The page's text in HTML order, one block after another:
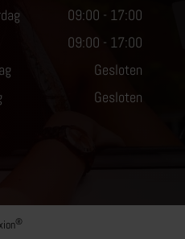
09:00 - 17:00
09:00 - 17:00
Gesloten
Gesloten
®